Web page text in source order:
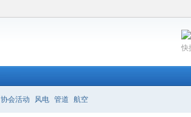
快
协会活动 风电 管道 航空